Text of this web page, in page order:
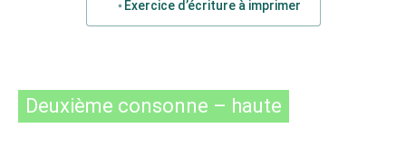
Exercice d’écriture à imprimer
Deuxième consonne – haute